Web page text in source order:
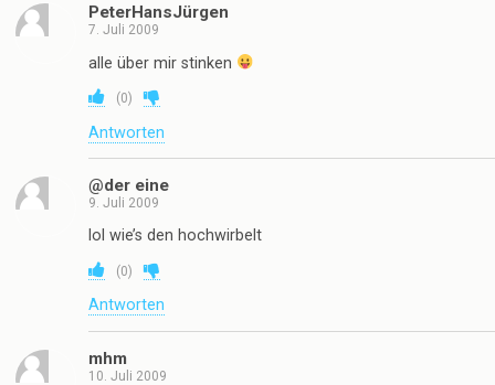
PeterHansJürgen
7. Juli 2009
alle über mir stinken
(0)
Antworten
@der eine
9. Juli 2009
lol wie’s den hochwirbelt
(0)
Antworten
mhm
10. Juli 2009